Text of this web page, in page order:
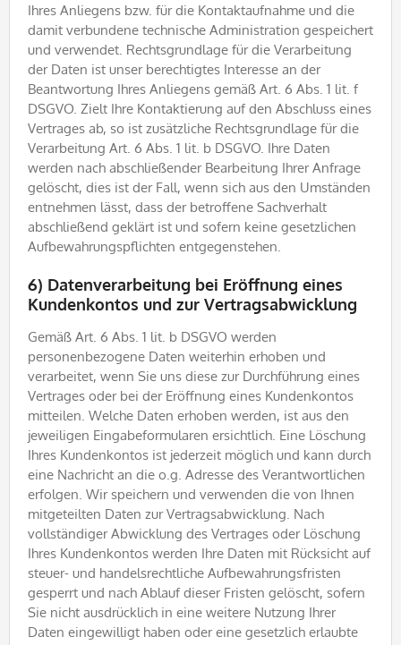
Ihres Anliegens bzw. für die Kontaktaufnahme und die
damit verbundene technische Administration gespeichert
und verwendet. Rechtsgrundlage für die Verarbeitung
der Daten ist unser berechtigtes Interesse an der
Beantwortung Ihres Anliegens gemäß Art. 6 Abs. 1 lit. f
DSGVO. Zielt Ihre Kontaktierung auf den Abschluss eines
Vertrages ab, so ist zusätzliche Rechtsgrundlage für die
Verarbeitung Art. 6 Abs. 1 lit. b DSGVO. Ihre Daten
werden nach abschließender Bearbeitung Ihrer Anfrage
gelöscht, dies ist der Fall, wenn sich aus den Umständen
entnehmen lässt, dass der betroffene Sachverhalt
abschließend geklärt ist und sofern keine gesetzlichen
Aufbewahrungspflichten entgegenstehen.
6) Datenverarbeitung bei Eröffnung eines
Kundenkontos und zur Vertragsabwicklung
Gemäß Art. 6 Abs. 1 lit. b DSGVO werden
personenbezogene Daten weiterhin erhoben und
verarbeitet, wenn Sie uns diese zur Durchführung eines
Vertrages oder bei der Eröffnung eines Kundenkontos
mitteilen. Welche Daten erhoben werden, ist aus den
jeweiligen Eingabeformularen ersichtlich. Eine Löschung
Ihres Kundenkontos ist jederzeit möglich und kann durch
eine Nachricht an die o.g. Adresse des Verantwortlichen
erfolgen. Wir speichern und verwenden die von Ihnen
mitgeteilten Daten zur Vertragsabwicklung. Nach
vollständiger Abwicklung des Vertrages oder Löschung
Ihres Kundenkontos werden Ihre Daten mit Rücksicht auf
steuer- und handelsrechtliche Aufbewahrungsfristen
gesperrt und nach Ablauf dieser Fristen gelöscht, sofern
Sie nicht ausdrücklich in eine weitere Nutzung Ihrer
Daten eingewilligt haben oder eine gesetzlich erlaubte